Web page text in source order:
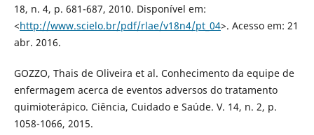
18, n. 4, p. 681-687, 2010. Disponível em:
<http://www.scielo.br/pdf/rlae/v18n4/pt_04>. Acesso em: 21
abr. 2016.
GOZZO, Thais de Oliveira et al. Conhecimento da equipe de
enfermagem acerca de eventos adversos do tratamento
quimioterápico. Ciência, Cuidado e Saúde. V. 14, n. 2, p.
1058-1066, 2015.